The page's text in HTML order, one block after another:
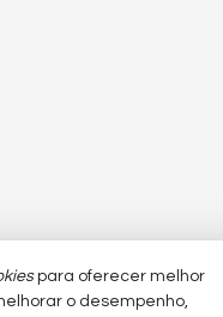
para oferecer melhor
o desempenho,